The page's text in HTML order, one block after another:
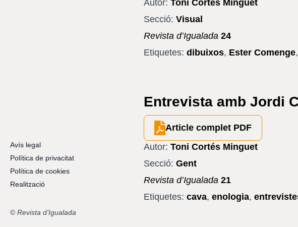
Autor: Toni Cortés Minguet
Secció: Visual
Revista d’Igualada 24
Etiquetes: dibuixos, Ester Comenge,
Entrevista amb Jordi
Article complet PDF
Autor: Toni Cortés Minguet
Secció: Gent
Revista d’Igualada 21
Etiquetes: cava,enologia,
Avís legal
Política de privacitat
Política de cookies
Realització
© Revista d’Igualada